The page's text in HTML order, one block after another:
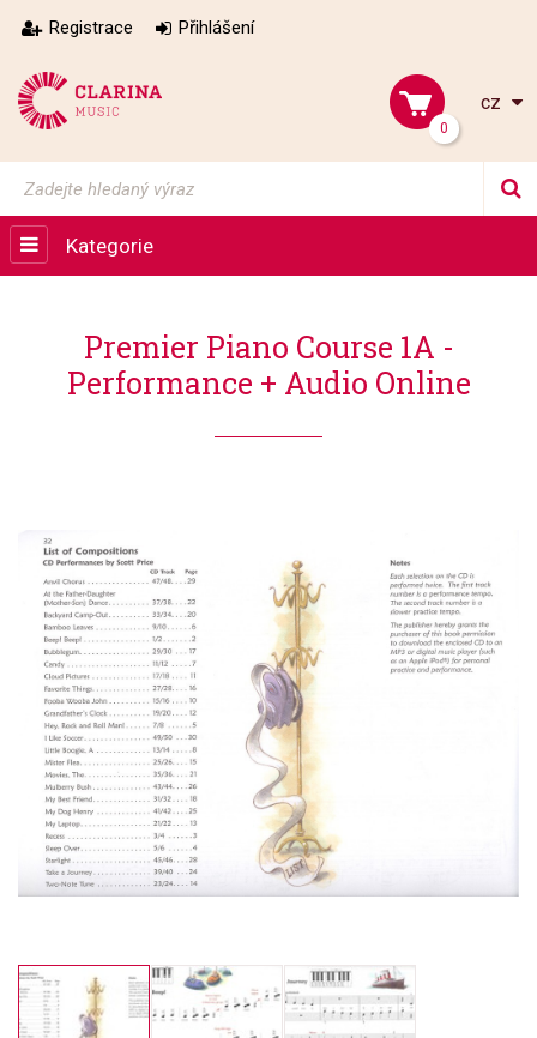
Registrace Přihlášení
0
cz
Kategorie
Premier Piano Course 1A -
Performance + Audio Online